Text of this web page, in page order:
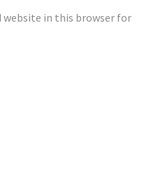
website in this browser for